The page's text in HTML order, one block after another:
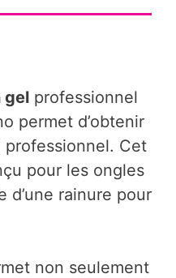
gel professionnel
permet d’obtenir
professionnel. Cet
pour les ongles
d’une rainure pour
non seulement